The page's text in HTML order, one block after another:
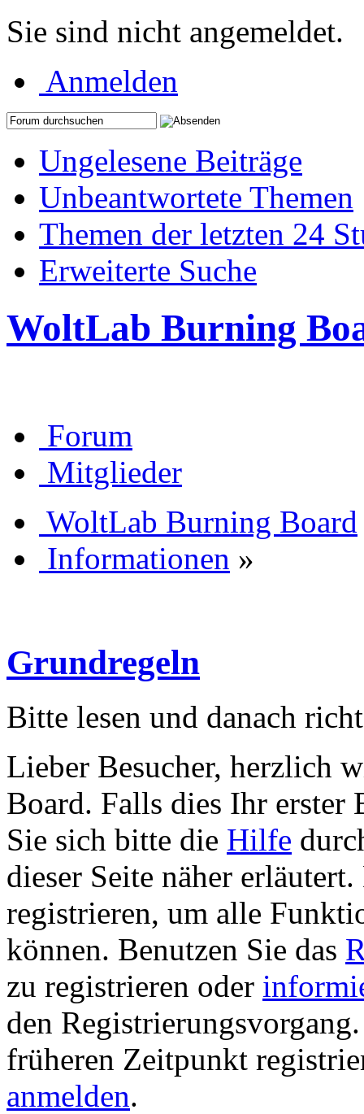
Sie sind nicht angemeldet.
Anmelden
Ungelesene Beiträge
Unbeantwortete Themen
Themen der letzten 24
Erweiterte Suche
WoltLab Burning
Forum
Mitglieder
WoltLab Burning Board
Informationen »
Grundregeln
Bitte lesen und danach
Lieber Besucher, herzlich
Board. Falls dies Ihr erster
Sie sich bitte die Hilfe
dieser Seite näher
registrieren, um alle
können. Benutzen Sie das
zu registrieren oder
den
früheren Zeitpunkt
anmelden.